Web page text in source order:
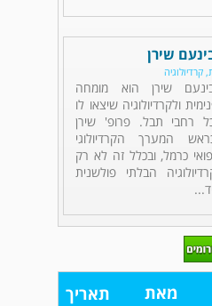
שירן
קרדיולוגיה
שירן הוא מומחה
ולקרדיולוגיה שיצאו לו
רחבי תבל. פרופ' שירן
המערך הקרדיולוגי
כרמל, ובכלל זה לא רק
הבלתי פולשנית
מאת תאריך